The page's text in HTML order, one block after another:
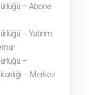
– Abone
– Yatırım
–
– Merkez